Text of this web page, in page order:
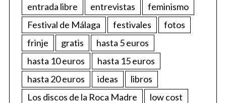
entrada libre
entrevistas
feminismo
Festival de Málaga
festivales
fotos
frinje
gratis
hasta 5 euros
hasta 10 euros
hasta 15 euros
hasta 20 euros
ideas
libros
Los discos de la Roca Madre
low cost